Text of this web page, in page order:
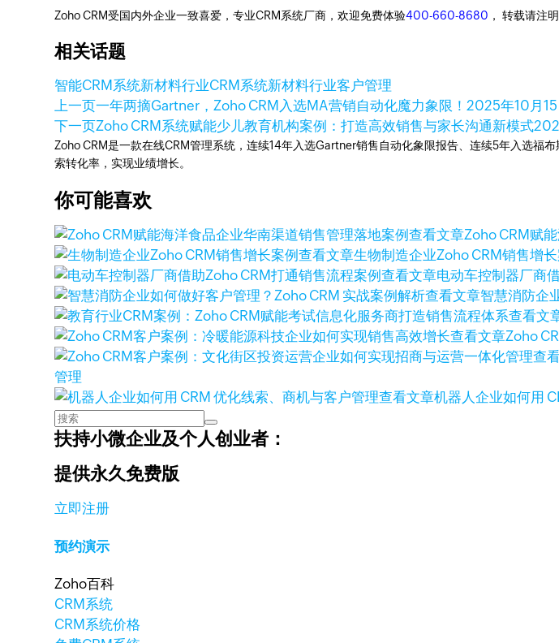
Zoho CRM受国内外企业一致喜爱，专业CRM系统厂商，欢迎免费体验400-660-8680 ， 转载请注
相关话题
智能CRM系统新材料行业CRM系统新材料行业客户管理
上一页一年两摘Gartner，Zoho CRM入选MA营销自动化魔力象限！2025年10月15
下一页Zoho CRM系统赋能少儿教育机构案例：打造高效销售与家长沟通新模式
Zoho CRM是一款在线CRM管理系统，连续14年入选Gartner销售自动化象限报告、连续5年入选福
索转化率，实现业绩增长。
你可能喜欢
查看文章Zoho CRM赋
查看文章生物制造企业Zoho CRM销售增长
查看文章电动车控制器厂商
查看文章智慧消防企
查看文
查看文章Zoho
查
管理
查看文章机器人企业如何用
扶持小微企业及个人创业者：
提供永久免费版
立即注册
预约演示
Zoho百科
CRM系统
CRM系统价格